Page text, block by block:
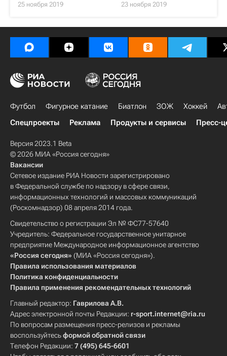
25 ноября 2019 23 ноября 2019
Футбол Фигурное катание Биатлон ЗОЖ Хоккей
Спецпроекты
Реклама Продукты и сервисы Пресс-
Версия 2023.1 Beta
© 2026 МИА «Россия сегодня»
Вакансии
Сетевое издание РИА Новости зарегистрировано
в Федеральной службе по надзору в сфере связи,
информационных технологий и массовых коммуникаций
(Роскомнадзор) 08 апреля 2014 года.
Свидетельство о регистрации Эл № ФС77-57640
Учредитель: Федеральное государственное унитарное
предприятие Международное информационное агентство
«Россия сегодня» (МИА «Россия сегодня»).
Правила использования материалов
Политика конфиденциальности
Правила применения рекомендательных технологий
Главный редактор: Гаврилова А.В.
Адрес электронной почты Редакции: r-sport.internet@ria.ru
По вопросам размещения пресс-релизов и рекламы
воспользуйтесьформой обратной связи
Телефон Редакции: 7 (495) 645-6601